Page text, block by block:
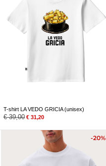
T-shirt LA VEDO GRICIA (unisex)
€39,00 € 31,20
-20%